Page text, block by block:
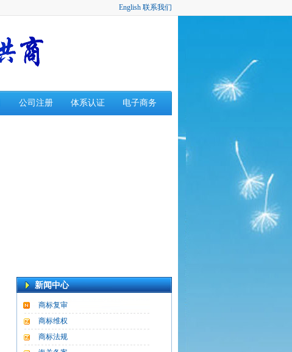
English 联系我们
公司注册 体系认证 电子商务
新闻中心
商标复审
商标维权
商标法规